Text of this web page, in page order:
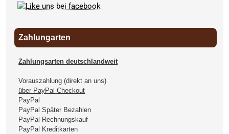
Zahlungarten
Zahlungsarten deutschlandweit
Vorauszahlung (direkt an uns)
über PayPal-Checkout
PayPal
PayPal Später Bezahlen
PayPal Rechnungskauf
PayPal Kreditkarten